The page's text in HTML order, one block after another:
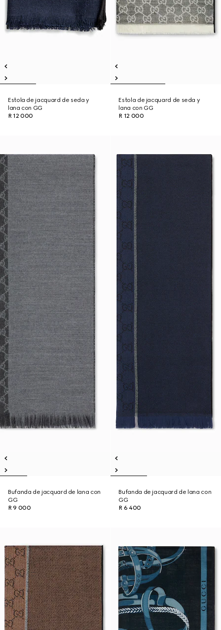
Estola de jacquard de seda y
lana con GG
R 12 000
Estola de jacquard de seda y
lana con GG
R 12 000
Bufanda de jacquard de lana con
GG
R 9 000
Bufanda de jacquard de lana con
GG
R 6 400